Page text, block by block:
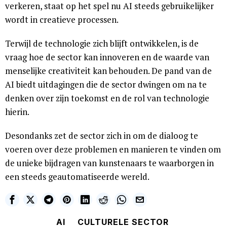
verkeren, staat op het spel nu AI steeds gebruikelijker
wordt in creatieve processen.
Terwijl de technologie zich blijft ontwikkelen, is de
vraag hoe de sector kan innoveren en de waarde van
menselijke creativiteit kan behouden. De pand van de
AI biedt uitdagingen die de sector dwingen om na te
denken over zijn toekomst en de rol van technologie
hierin.
Desondanks zet de sector zich in om de dialoog te
voeren over deze problemen en manieren te vinden om
de unieke bijdragen van kunstenaars te waarborgen in
een steeds geautomatiseerde wereld.
AI
CULTURELE SECTOR